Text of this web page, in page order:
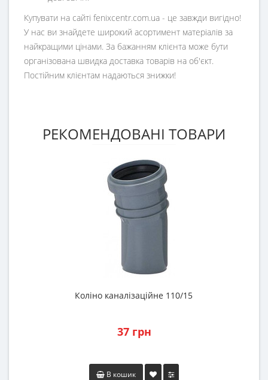
Купувати на сайті fenixcentr.com.ua - це завжди вигідно!
У нас ви знайдете широкий асортимент матеріалів за
найкращими цінами. За бажанням клієнта може бути
організована швидка доставка товарів на об'єкт.
Постійним клієнтам надаються знижки!
РЕКОМЕНДОВАНІ ТОВАРИ
Коліно каналізаційне 110/15
37 грн
В кошик